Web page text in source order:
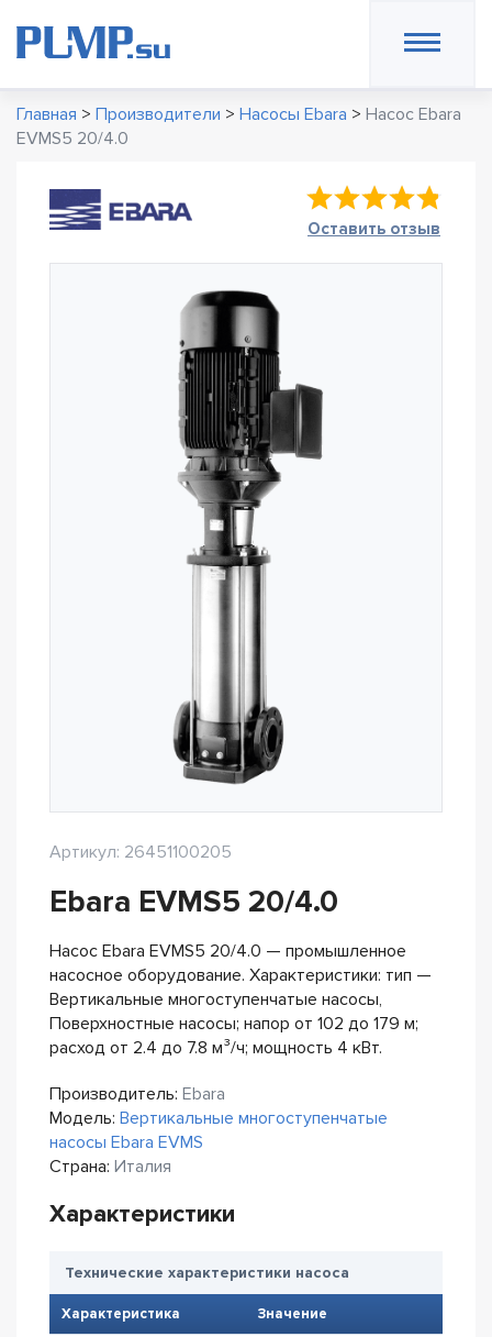
Главная > Производители > Насосы Ebara > Насос Ebara
EVMS5 20/4.0
Оставить отзыв
Артикул: 26451100205
Ebara EVMS5 20/4.0
Насос Ebara EVMS5 20/4.0 — промышленное
насосное оборудование. Характеристики: тип —
Вертикальные многоступенчатые насосы,
Поверхностные насосы; напор от 102 до 179 м;
расход от 2.4 до 7.8 м³/ч; мощность 4 кВт.
Производитель: Ebara
Модель: Вертикальные многоступенчатые
насосы Ebara EVMS
Страна: Италия
Характеристики
Технические характеристики насоса
Характеристика Значение